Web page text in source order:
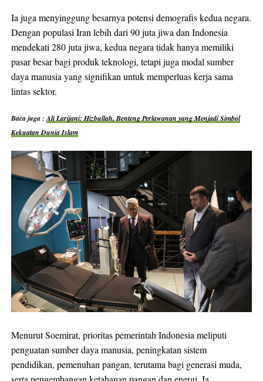
Ia juga menyinggung besarnya potensi demografis kedua negara.
Dengan populasi Iran lebih dari 90 juta jiwa dan Indonesia
mendekati 280 juta jiwa, kedua negara tidak hanya memiliki
pasar besar bagi produk teknologi, tetapi juga modal sumber
daya manusia yang signifikan untuk memperluas kerja sama
lintas sektor.
Baca juga :Ali Larijani: Hizbullah, Benteng Perlawanan yang Menjadi Simbol
Kekuatan Dunia Islam
Menurut Soemirat, prioritas pemerintah Indonesia meliputi
penguatan sumber daya manusia, peningkatan sistem
pendidikan, pemenuhan pangan, terutama bagi generasi muda,